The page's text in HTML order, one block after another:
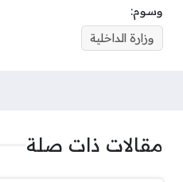
وسوم:
وزارة الداخلية
مقالات ذات صلة